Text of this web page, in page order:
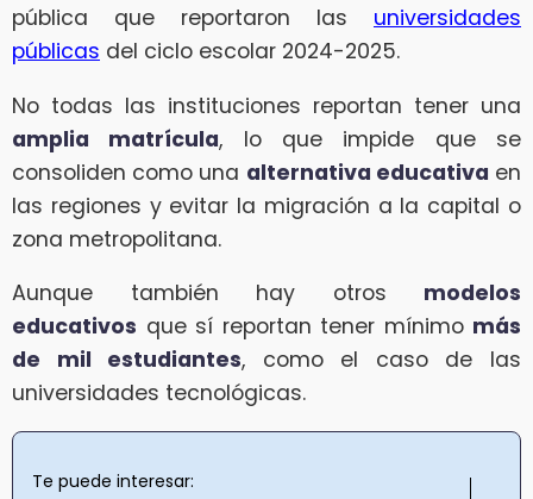
pública que reportaron las universidades
públicas del ciclo escolar 2024-2025.
No todas las instituciones reportan tener una
amplia matrícula, lo que impide que se
consoliden como una alternativa educativa en
las regiones y evitar la migración a la capital o
zona metropolitana.
Aunque también hay otros modelos
educativos que sí reportan tener mínimo más
de mil estudiantes, como el caso de las
universidades tecnológicas.
Te puede interesar: